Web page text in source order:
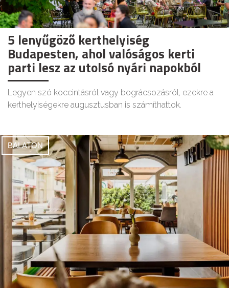
5 lenyűgöző kerthelyiség
Budapesten, ahol valóságos kerti
parti lesz az utolsó nyári napokból
Legyen szó koccintásról vagy bográcsozásról, ezekre a
kerthelyiségekre augusztusban is számíthattok.
BALATON